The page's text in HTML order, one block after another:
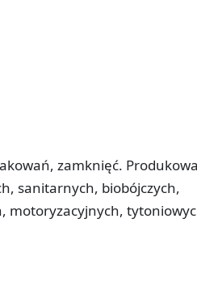
zamknięć.
sanitarnych, biobójczych,
motoryzacyjnych,